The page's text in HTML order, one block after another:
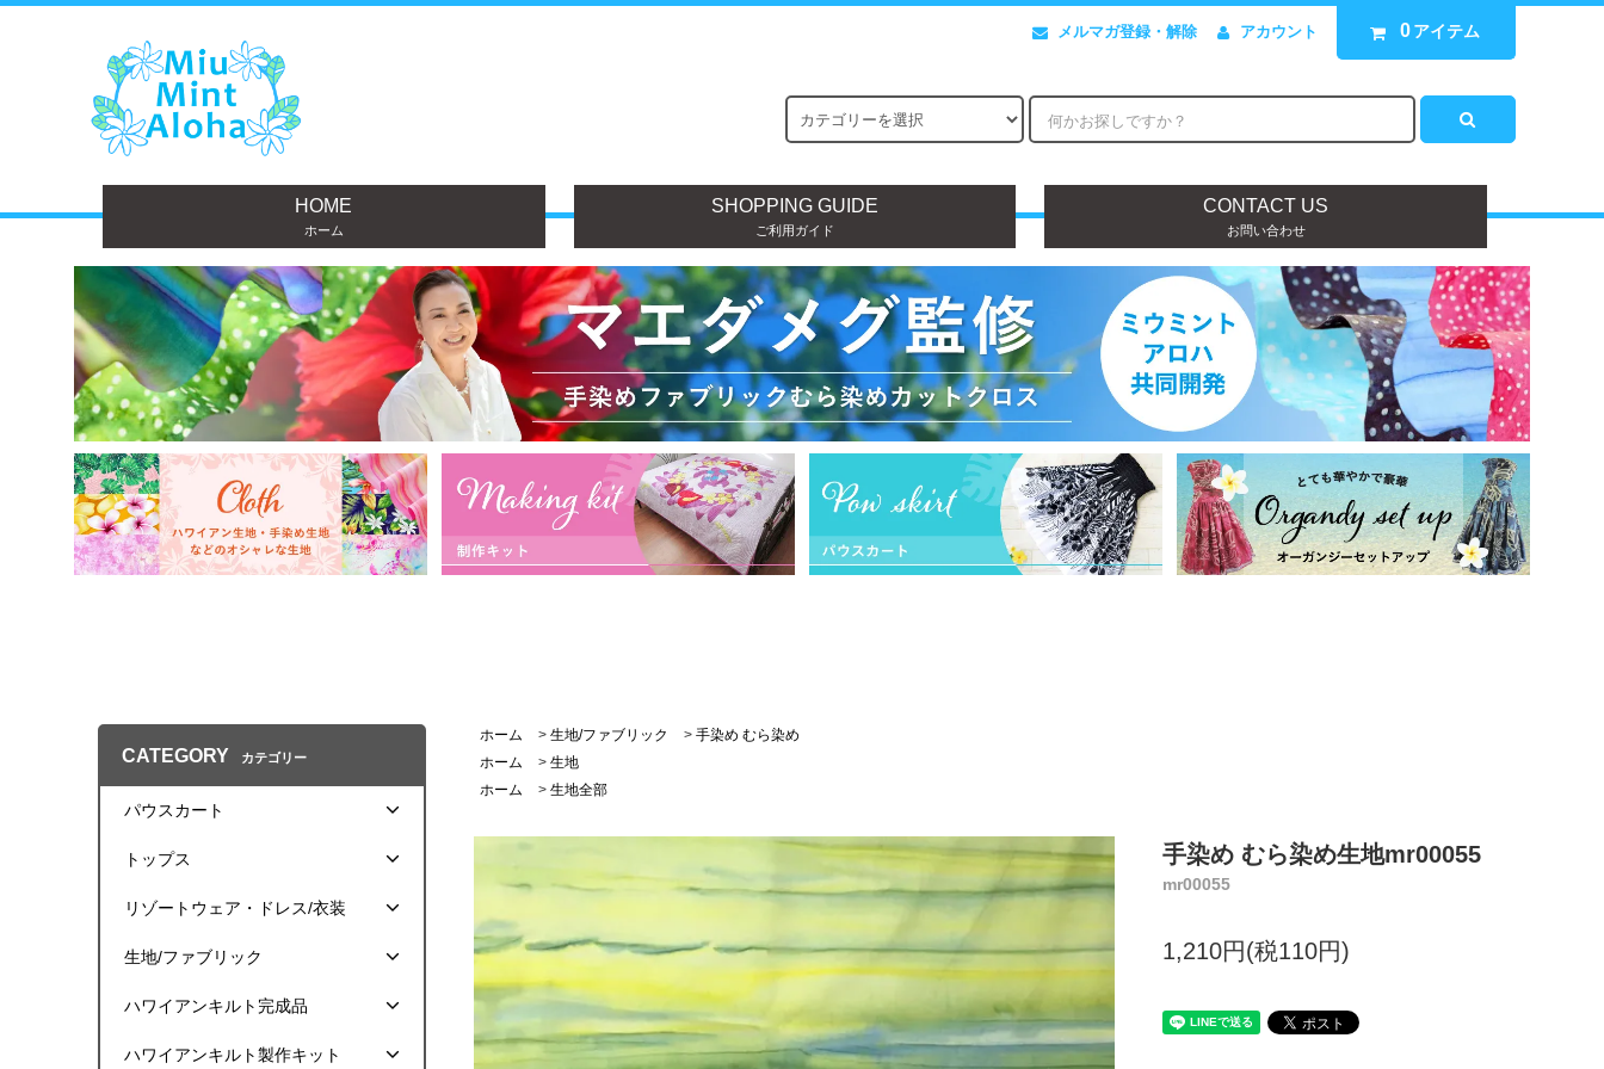
メルマガ登録・解除 アカウント 0 アイテム
HOME
ホーム
SHOPPING GUIDE
ご利用ガイド
CONTACT US
お問い合わせ
ホーム > 生地/ファブリック > 手染め むら染め
ホーム
> 生地
ホーム
> 生地全部
手染め むら染め生地mr00055
mr00055
1,210円(税110円)
CATEGORY カテゴリー
パウスカート
トップス
リゾートウェア・ドレス/衣装
生地/ファブリック
ハワイアンキルト完成品
ハワイアンキルト製作キット